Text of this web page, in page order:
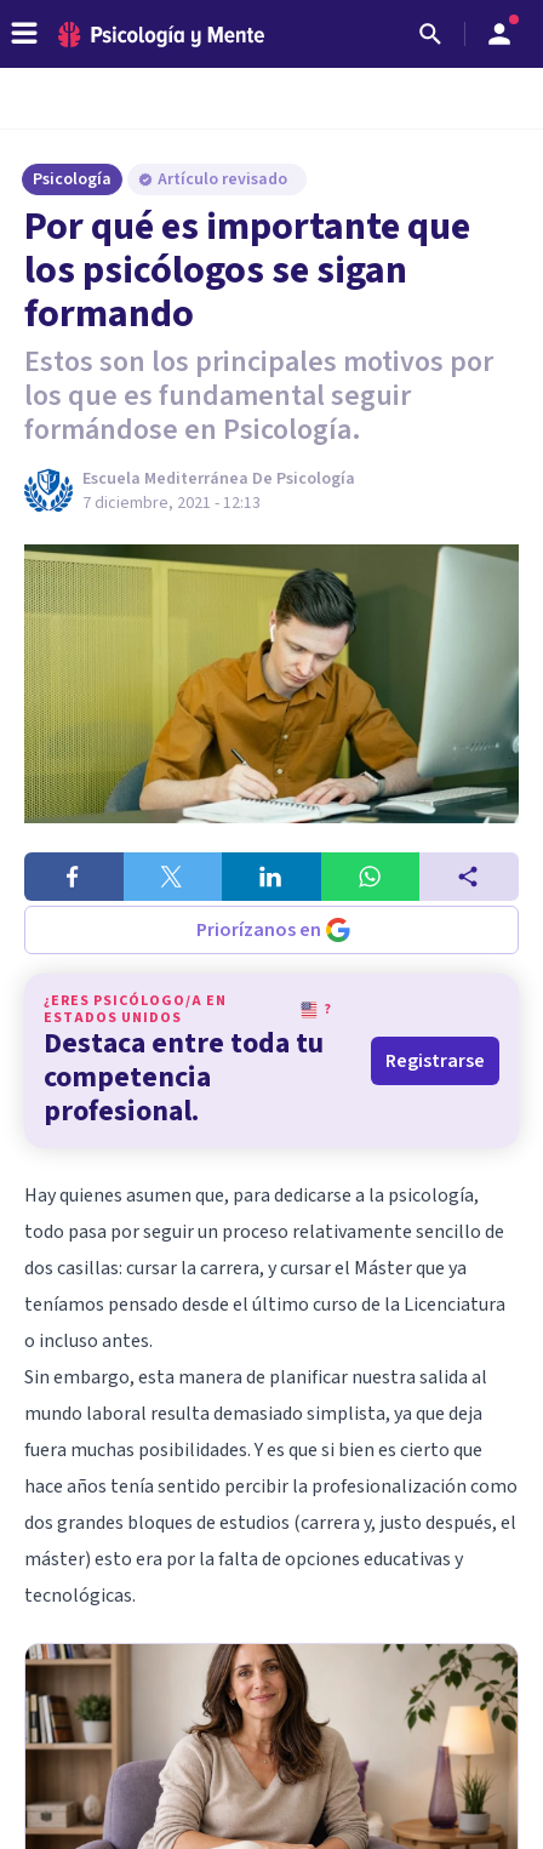
Psicología Artículo revisado
Por qué es importante que
los psicólogos se sigan
formando
Estos son los principales motivos por
los que es fundamental seguir
formándose en Psicología.
Escuela Mediterránea De Psicología
7 diciembre, 2021 - 12:13
Priorízanos en
¿ERES PSICÓLOGO/A EN
ESTADOS UNIDOS
?
Destaca entre toda tu
competencia
profesional.
Registrarse
Hay quienes asumen que, para dedicarse a la psicología,
todo pasa por seguir un proceso relativamente sencillo de
dos casillas: cursar la carrera, y cursar el Máster que ya
teníamos pensado desde el último curso de la Licenciatura
o incluso antes.
Sin embargo, esta manera de planificar nuestra salida al
mundo laboral resulta demasiado simplista, ya que deja
fuera muchas posibilidades. Y es que si bien es cierto que
hace años tenía sentido percibir la profesionalización como
dos grandes bloques de estudios (carrera y, justo después, el
máster) esto era por la falta de opciones educativas y
tecnológicas.